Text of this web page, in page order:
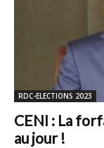
RDC-ELECTIONS 2023
CENI : La
au jour !